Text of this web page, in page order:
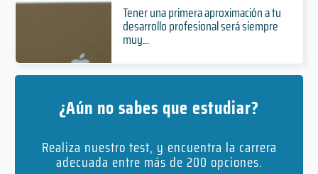
Tener una primera aproximación a tu
desarrollo profesional será siempre
muy...
¿Aún no sabes que estudiar?
Realiza nuestro test, y encuentra la carrera
adecuada entre más de 200 opciones.